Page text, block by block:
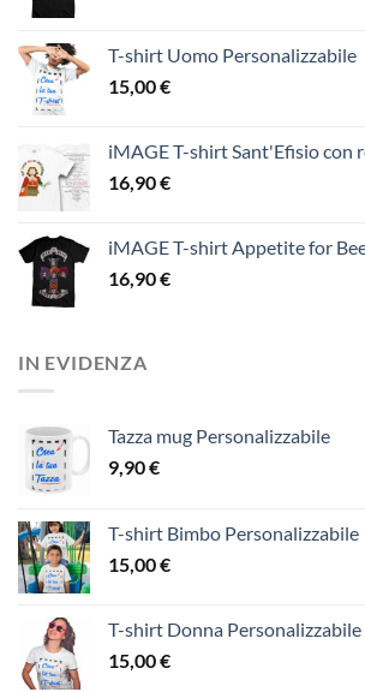
T-shirt Uomo Personalizzabile
15,00€
iMAGE T-shirt Sant'Efisio con
16,90€
iMAGE T-shirt Appetite for
16,90€
IN EVIDENZA
Tazza mug Personalizzabile
9,90€
T-shirt Bimbo Personalizzabile
15,00€
T-shirt Donna Personalizzabile
15,00€